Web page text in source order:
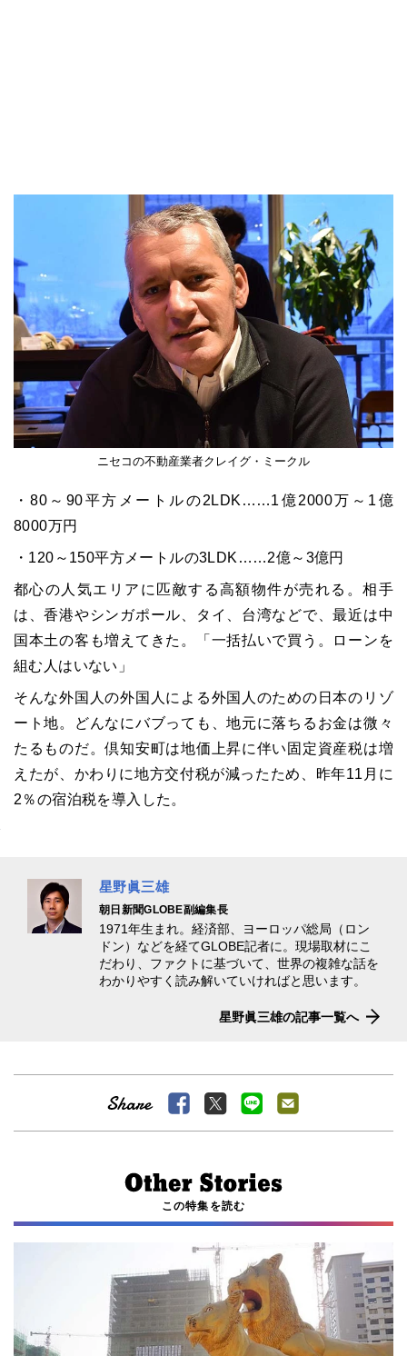
ニセコの不動産業者クレイグ・ミークル
・80～90平方メートルの2LDK……1億2000万～1億
8000万円
・120～150平方メートルの3LDK……2億～3億円
都心の人気エリアに匹敵する高額物件が売れる。相手
は、香港やシンガポール、タイ、台湾などで、最近は中
国本土の客も増えてきた。「一括払いで買う。ローンを
組む人はいない」
そんな外国人の外国人による外国人のための日本のリゾ
ート地。どんなにバブっても、地元に落ちるお金は微々
たるものだ。倶知安町は地価上昇に伴い固定資産税は増
えたが、かわりに地方交付税が減ったため、昨年11月に
2％の宿泊税を導入した。
星野眞三雄
朝日新聞GLOBE副編集長
1971年生まれ。経済部、ヨーロッパ総局（ロン
ドン）などを経てGLOBE記者に。現場取材にこ
だわり、ファクトに基づいて、世界の複雑な話を
わかりやすく読み解いていければと思います。
星野眞三雄の記事一覧へ
この特集を読む